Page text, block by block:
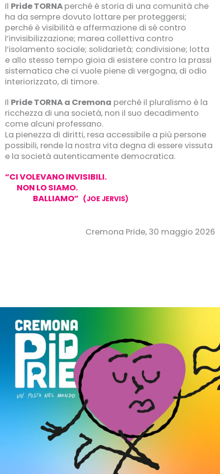
Il Pride TORNAperché è storia di una comunità che
ha da sempre dovuto lottare per proteggersi;
perché è visibilità e affermazione di sé contro
l’invisibilizzazione; marea collettiva contro
l’isolamento sociale; solidarietà; condivisione; lotta
e allo stesso tempo gioia di esistere contro la prassi
sistematica che ci vuole piene di vergogna, di odio
interiorizzato, di timore.
Il Pride TORNA a Cremona perché il pluralismo è la
ricchezza di una società, non il suo decadimento
come alcuni professano.
La pienezza di diritti, resa accessibile a più persone
possibili, rende la nostra vita degna di essere vissuta
e la società autenticamente democratica.
“CI VOLEVANO INVISIBILI.
NON LO SIAMO.
BALLIAMO” (JOE JERVIS)
Cremona Pride, 30 maggio 2026